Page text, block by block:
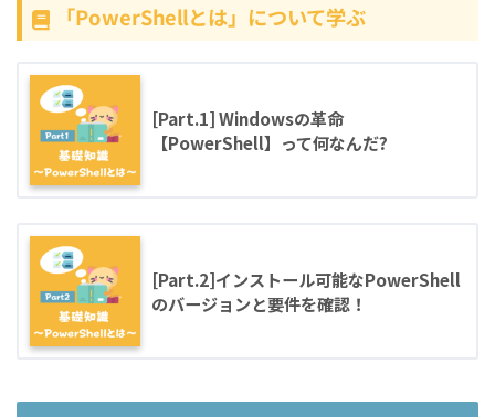
「PowerShellとは」について学ぶ
[Part.1] Windowsの革命
【PowerShell】って何なんだ?
[Part.2]インストール可能なPowerShell
のバージョンと要件を確認！